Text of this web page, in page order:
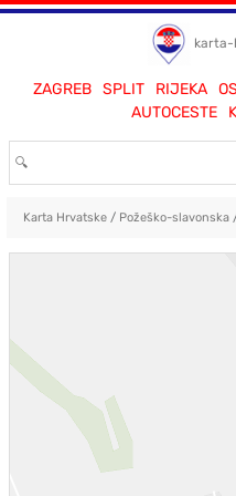
karta-
ZAGREB SPLIT RIJEKA
AUTOCESTE
Karta Hrvatske/ Požeško-slavonska